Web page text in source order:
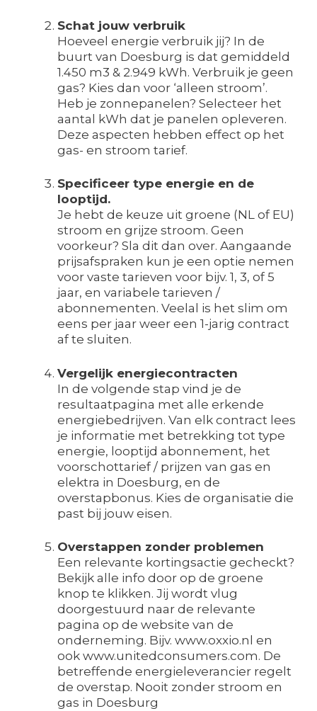
Schat jouw verbruik
Hoeveel energie verbruik jij? In de
buurt van Doesburg is dat gemiddeld
1.450 m3 & 2.949 kWh. Verbruik je geen
gas? Kies dan voor ‘alleen stroom’.
Heb je zonnepanelen? Selecteer het
aantal kWh dat je panelen opleveren.
Deze aspecten hebben effect op het
gas- en stroom tarief.
Specificeer type energie en de
looptijd.
Je hebt de keuze uit groene (NL of EU)
stroom en grijze stroom. Geen
voorkeur? Sla dit dan over. Aangaande
prijsafspraken kun je een optie nemen
voor vaste tarieven voor bijv. 1, 3, of 5
jaar, en variabele tarieven /
abonnementen. Veelal is het slim om
eens per jaar weer een 1-jarig contract
af te sluiten.
Vergelijk energiecontracten
In de volgende stap vind je de
resultaatpagina met alle erkende
energiebedrijven. Van elk contract lees
je informatie met betrekking tot type
energie, looptijd abonnement, het
voorschottarief / prijzen van gas en
elektra in Doesburg, en de
overstapbonus. Kies de organisatie die
past bij jouw eisen.
Overstappen zonder problemen
Een relevante kortingsactie gecheckt?
Bekijk alle info door op de groene
knop te klikken. Jij wordt vlug
doorgestuurd naar de relevante
pagina op de website van de
onderneming. Bijv. www.oxxio.nl en
ook www.unitedconsumers.com. De
betreffende energieleverancier regelt
de overstap. Nooit zonder stroom en
gas in Doesburg